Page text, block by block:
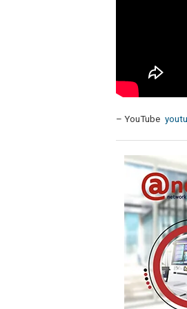
– YouTube